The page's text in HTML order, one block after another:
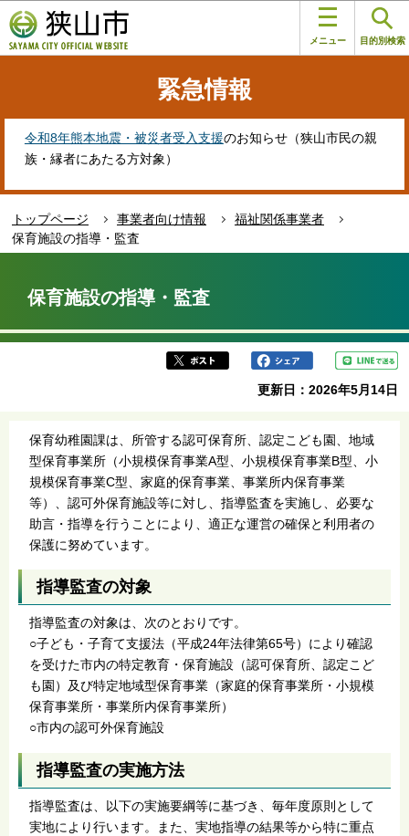
の
ペ
す
メニュー 目的別検索
緊急情報
令和8年熊本地震・被災者受入支援のお知らせ（狭山市民の親
族・縁者にあたる方対象）
トップページ 事業者向け情報
福祉関係事業者
保育施設の指導・監査
か
保育施設の指導・監査
更新日：2026年5月14日
保育幼稚園課は、所管する認可保育所、認定こども園、地域
型保育事業所（小規模保育事業A型、小規模保育事業B型、小
規模保育事業C型、家庭的保育事業、事業所内保育事業
等）、認可外保育施設等に対し、指導監査を実施し、必要な
助言・指導を行うことにより、適正な運営の確保と利用者の
保護に努めています。
指導監査の対象
指導監査の対象は、次のとおりです。
○子ども・子育て支援法（平成24年法律第65号）により確認
を受けた市内の特定教育・保育施設（認可保育所、認定こど
も園）及び特定地域型保育事業（家庭的保育事業所・小規模
保育事業所・事業所内保育事業所）
○市内の認可外保育施設
指導監査の実施方法
指導監査は、以下の実施要綱等に基づき、毎年度原則として
実地により行います。また、実地指導の結果等から特に重点